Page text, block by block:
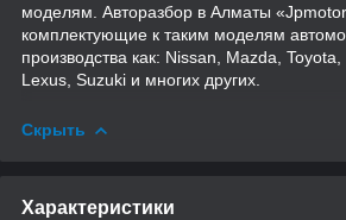
моделям. Авторазбор в Алматы
комплектующие к таким моделям
производства как: Nissan, Mazda,
Lexus, Suzuki и многих других.
Скрыть
Характеристики